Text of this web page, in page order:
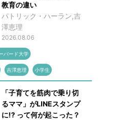
教育の違い
パトリック・ハーラン,吉
澤恵理
2026.08.06
バード大学
吉澤恵理 小学生
「子育てを筋肉で乗り切
るママ」がLINEスタンプ
に!? って何が起こった？